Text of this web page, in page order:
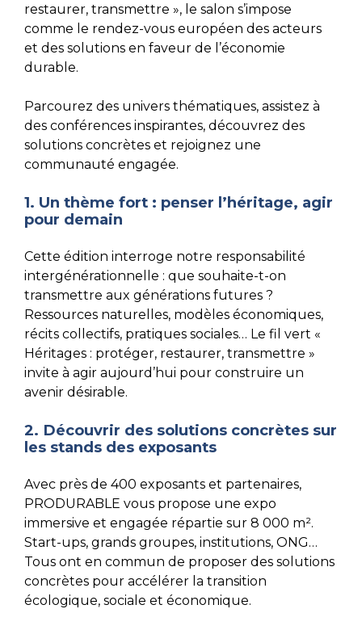
restaurer, transmettre », le salon s’impose
comme le rendez-vous européen des acteurs
et des solutions en faveur de l’économie
durable.
Parcourez des univers thématiques, assistez à
des conférences inspirantes, découvrez des
solutions concrètes et rejoignez une
communauté engagée.
1. Un thème fort : penser l’héritage, agir
pour demain
Cette édition interroge notre responsabilité
intergénérationnelle : que souhaite-t-on
transmettre aux générations futures ?
Ressources naturelles, modèles économiques,
récits collectifs, pratiques sociales… Le fil vert «
Héritages : protéger, restaurer, transmettre »
invite à agir aujourd’hui pour construire un
avenir désirable.
2. Découvrir des solutions concrètes sur
les stands des exposants
Avec près de 400 exposants et partenaires,
PRODURABLE vous propose une expo
immersive et engagée répartie sur 8 000 m².
Start-ups, grands groupes, institutions, ONG…
Tous ont en commun de proposer des solutions
concrètes pour accélérer la transition
écologique, sociale et économique.